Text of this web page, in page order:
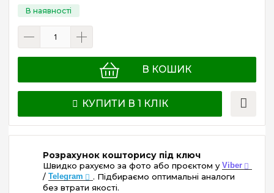
В КОШИК
КУПИТИ В 1 КЛІК
Розрахунок кошторису під ключ
Швидко рахуємо за фото або проєктом у Viber
/ Telegram
. Підбираємо оптимальні аналоги
без втрати якості.